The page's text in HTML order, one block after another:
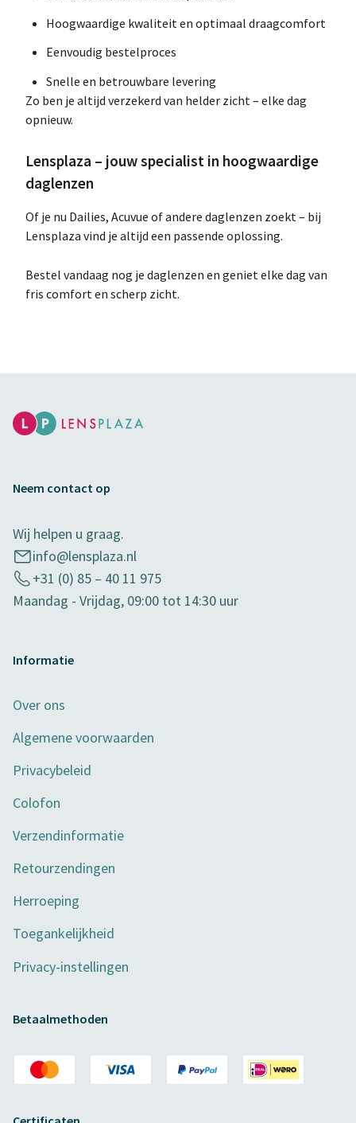
Hoogwaardige kwaliteit en optimaal draagcomfort
Eenvoudig bestelproces
Snelle en betrouwbare levering
Zo ben je altijd verzekerd van helder zicht – elke dag
opnieuw.
Lensplaza – jouw specialist in hoogwaardige
daglenzen
Of je nu Dailies, Acuvue of andere daglenzen zoekt – bij
Lensplaza vind je altijd een passende oplossing.
Bestel vandaag nog je daglenzen en geniet elke dag van
fris comfort en scherp zicht.
Neem contact op
Wij helpen u graag.
info@lensplaza.nl
+31 (0) 85 – 40 11 975
Maandag - Vrijdag, 09:00 tot 14:30 uur
Informatie
Over ons
Algemene voorwaarden
Privacybeleid
Colofon
Verzendinformatie
Retourzendingen
Herroeping
Toegankelijkheid
Privacy-instellingen
Betaalmethoden